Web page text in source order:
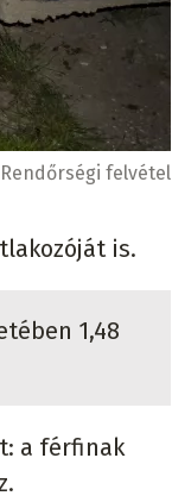
Rendőrségi felvétel
is.
1,48
a férfinak